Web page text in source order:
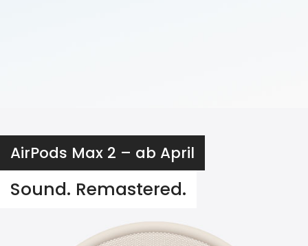
AirPods Max 2 – ab April
Sound. Remastered.